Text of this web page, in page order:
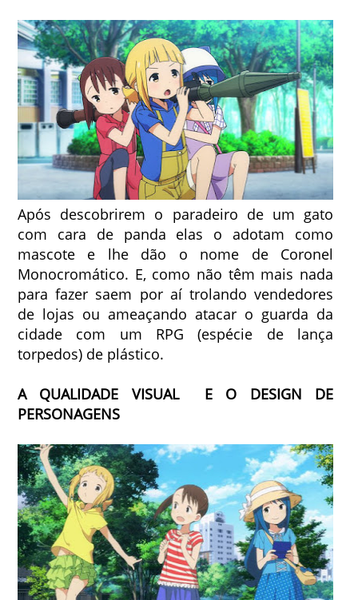
Após descobrirem o paradeiro de um gato
com cara de panda elas o adotam como
mascote e lhe dão o nome de Coronel
Monocromático. E, como não têm mais nada
para fazer saem por aí trolando vendedores
de lojas ou ameaçando atacar o guarda da
cidade com um RPG (espécie de lança
torpedos) de plástico.
A QUALIDADE VISUAL E O DESIGN DE
PERSONAGENS